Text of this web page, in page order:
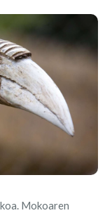
Mokoaren